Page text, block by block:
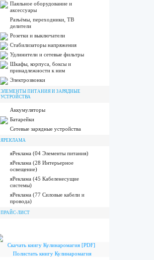
Паяльное оборудование и
аксессуары
Разъёмы, переходники, ТВ
делители
Розетки и выключатели
Стабилизаторы напряжения
Удлинители и сетевые фильтры
Шкафы, корпуса, боксы и
принадлежности к ним
Электрозвонки
ЭЛЕМЕНТЫ ПИТАНИЯ И ЗАРЯДНЫЕ
УСТРОЙСТВА
Аккумуляторы
Батарейки
Сетевые зарядные устройства
ЯРЕКЛАМА
яРеклама (04 Элементы питания)
яРеклама (28 Интерьерное
освещение)
яРеклама (45 Кабеленесущие
системы)
яРеклама (77 Силовые кабели и
провода)
ПРАЙС-ЛИСТ
Скачать книгу Кулинаромагия [PDF]
Полистать книгу Кулинаромагия